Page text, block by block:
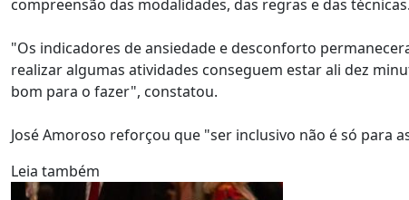
compreensão das modalidades, das regras e das técnicas.
"Os indicadores de ansiedade e desconforto
realizar algumas atividades conseguem estar ali dez
bom para o fazer", constatou.
José Amoroso reforçou que "ser inclusivo não é só para
Leia também